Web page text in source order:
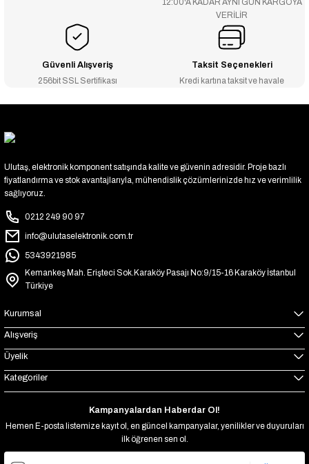
12:00'A KADAR AYNI GÜN KARGOYA
VERİLİR
Güvenli Alışveriş
256bit SSL Sertifikası
Taksit Seçenekleri
Kredi kartına taksit ve havale
Ulutaş, elektronik komponent satışında kalite ve güvenin adresidir. Proje bazlı
fiyatlandırma ve stok avantajlarıyla, mühendislik çözümlerinizde hız ve verimlilik
sağlıyoruz.
0212 249 90 97
info@ulutaselektronik.com.tr
5343921985
Kemankeş Mah. Erişteci Sok.Karaköy Pasajı No:9/15-16 Karaköy İstanbul
Türkiye
Kurumsal
Alışveriş
Üyelik
Kategoriler
Kampanyalardan Haberdar Ol!
Hemen E-posta listemize kayıt ol, en güncel kampanyalar, yenilikler ve duyuruları
ilk öğrenen sen ol.